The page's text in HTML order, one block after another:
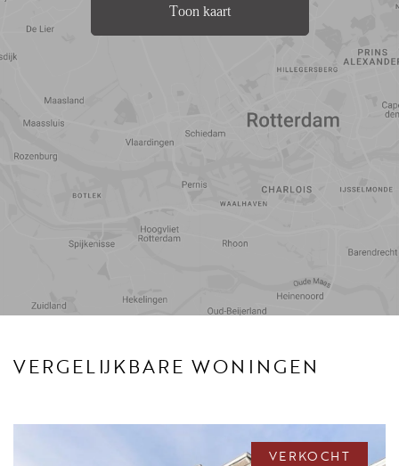
- Monthly owners' association contribution of €51.
- Freehold property
- Available immediately
Voorzieningen
Toon kaart
VERGELIJKBARE WONINGEN
VERKOCHT